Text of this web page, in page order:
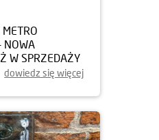
NOWA
W SPRZEDAŻY
dowiedz się więcej